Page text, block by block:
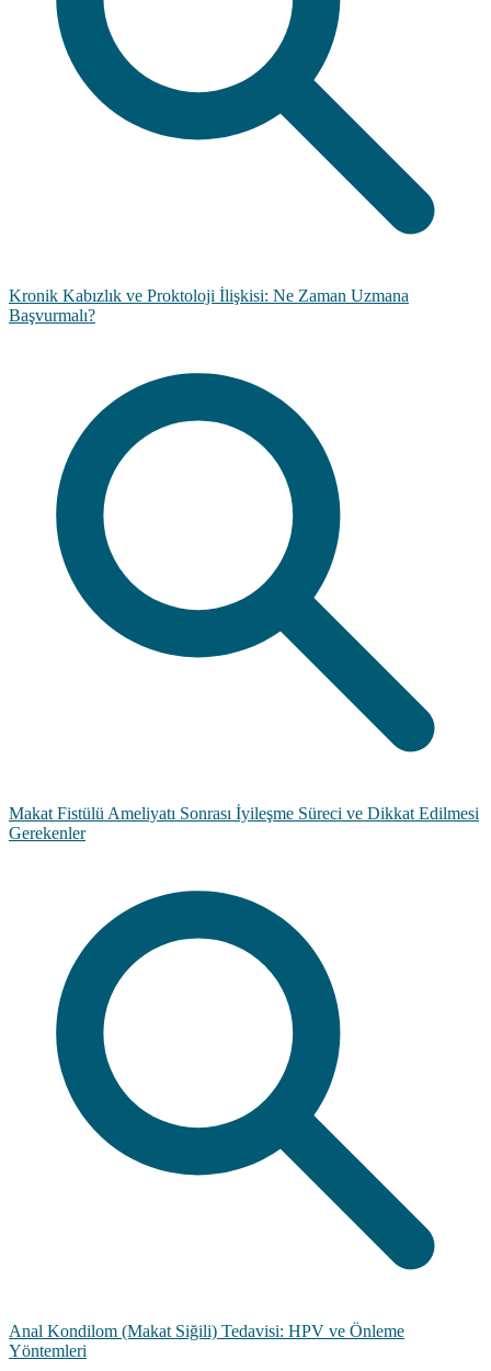
Kronik Kabızlık ve Proktoloji İlişkisi: Ne Zaman Uzmana
Başvurmalı?
Makat Fistülü Ameliyatı Sonrası İyileşme Süreci ve Dikkat Edilmesi
Gerekenler
Anal Kondilom (Makat Siğili) Tedavisi: HPV ve Önleme
Yöntemleri